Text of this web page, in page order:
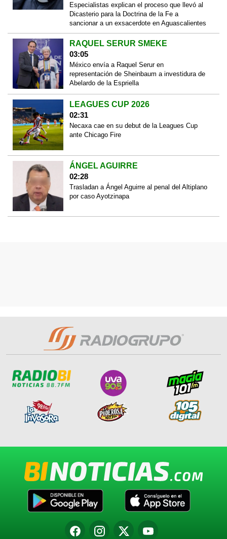
Especialistas explican el proceso que llevó al
Dicasterio para la Doctrina de la Fe a
sancionar a un exsacerdote en Aguascalientes
RAQUEL SERUR SMEKE
03:05
México envía a Raquel Serur en
representación de Sheinbaum a investidura de
Abelardo de la Espriella
LEAGUES CUP 2026
02:31
Necaxa cae en su debut de la Leagues Cup
ante Chicago Fire
ÁNGEL AGUIRRE
02:28
Trasladan a Ángel Aguirre al penal del Altiplano
por caso Ayotzinapa